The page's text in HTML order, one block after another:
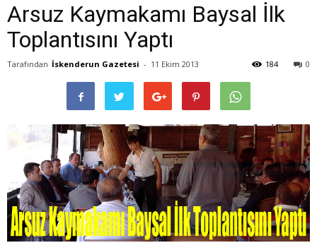
Gazetesi
Arsuz Kaymakamı Baysal İlk
Toplantısını Yaptı
Tarafından İskenderun Gazetesi - 11 Ekim 2013 0
184